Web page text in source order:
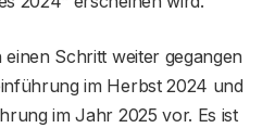
Schritt weiter gegangen
im Herbst 2024 und
im Jahr 2025 vor. Es ist